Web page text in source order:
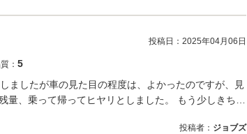
投稿日： 2025年04月06日
： 5
ましたが車の見た目の程度は、よかったのですが、見
量、乗って帰ってヒヤリとしました。 もう少しきち…
投稿者： ジョブズ